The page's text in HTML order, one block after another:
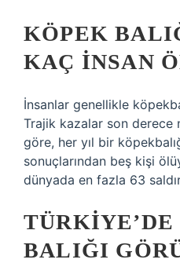
KÖPEK
KAÇ INSAN
İnsanlar genellikle
Trajik kazalar son derece
göre, her yıl bir
sonuçlarından beş kişi
dünyada en fazla 63
BALIĞI